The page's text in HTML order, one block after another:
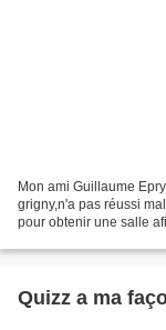
Mon ami Guillaume
grigny,n'a pas réussi
pour obtenir une salle
Quizz a ma